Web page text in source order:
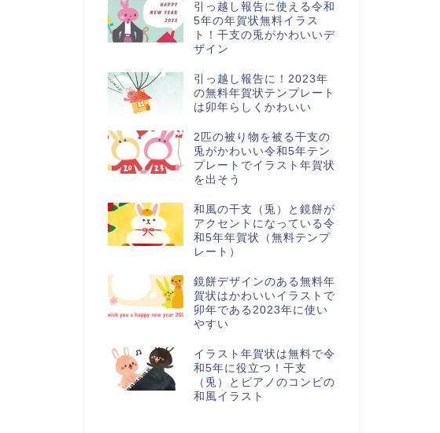
引っ越し報告に使える令和
5年の年賀状無料イラス
ト！干支の兎がかわいいデ
ザイン
引っ越し報告に！2023年
の無料年賀状テンプレート
は卯年らしくかわいい
2匹の被り物を被る干支の
兎がかわいい令和5年テン
プレートでイラスト年賀状
を出そう
和風の干支（兎）と鏡餅が
アクセントになっている令
和5年年賀状（無料テンプ
レート）
鏡餅デザインのある無料年
賀状はかわいいイラストで
卯年である2023年に使い
やすい
イラスト年賀状は無料で令
和5年に役立つ！干支
（兎）とピアノのコンビの
和風イラスト